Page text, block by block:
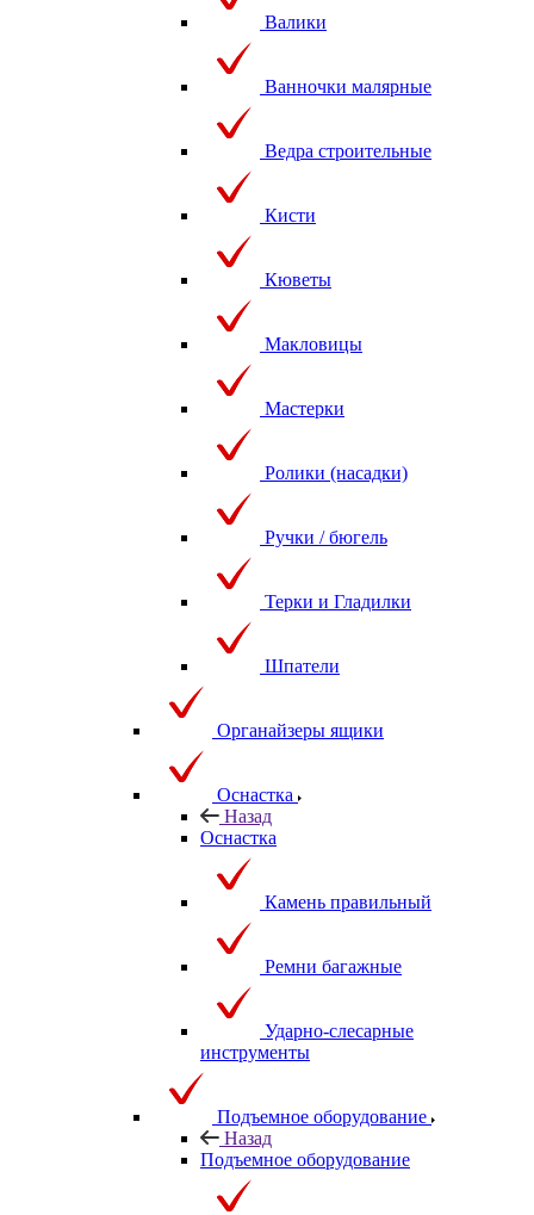
Валики
Ванночки малярные
Ведра строительные
Кисти
Кюветы
Макловицы
Мастерки
Ролики (насадки)
Ручки / бюгель
Терки и Гладилки
Шпатели
Органайзеры ящики
Оснастка
Назад
Оснастка
Камень правильный
Ремни багажные
Ударно-слесарные
инструменты
Подъемное оборудование
Назад
Подъемное оборудование